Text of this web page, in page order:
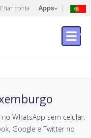
Criar conta Apps
WhatsApp sem celular.
Google e Twitter no